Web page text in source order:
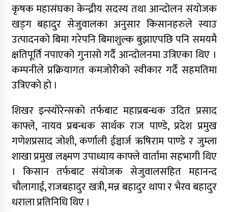
जुम्लामा बेहोस अवस्थामा फेला परेका युवाको मृत्यु
नृपध्वज निरौलाको इजलासले उक्त निर्णय खारेजको
आदेश गरेको हो ।
जुम्लामा महिलामाथि जबरजस्ती करणी प्रयासको
आरोपमा एक पक्राउ
नेपाली कांग्रेस जुम्लाका कोषाध्यक्ष पाण्डेको निधन
कृषक महासंघका केन्द्रीय सदस्य तथा आन्दोलन संयोजक
खड्ग बहादुर सेजुवालका अनुसार किसानहरुले स्याउ
उत्पादनको बिमा गरेपनि बिमाशुल्क बुझाएपछि पनि समयमै
क्षतिपूर्ति नपाएको गुनासो गर्दै आन्दोलनमा उत्रिएका थिए ।
कम्पनीले प्रक्रियागत कमजोरीको स्वीकार गर्दै सहमतिमा
उत्रिएको हो ।
शिखर इन्स्योरेन्सको तर्फबाट महाप्रबन्धक उदित प्रसाद
काफ्ले, नायव प्रबन्धक सार्थक राज पाण्डे, प्रदेश प्रमुख
गणेशप्रसाद जोशी, कर्णाली ईञ्चार्ज ऋषिराम पाण्डे र जुम्ला
शाखा प्रमुख लक्ष्मण उपाध्याय काफ्ले वार्तामा सहभागी थिए
। किसान तर्फबाट संयोजक सेजुवालसहित महानन्द
चौलागाई, राजबहादुर खत्री, मन्न बहादुर थापा र भैरव बहादुर
धराला प्रतिनिधि थिए ।